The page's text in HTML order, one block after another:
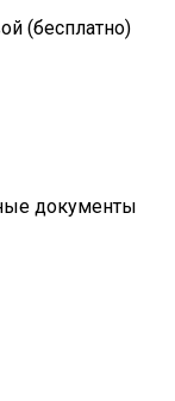
(бесплатно)
документы